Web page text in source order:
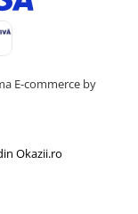
E-commerce by